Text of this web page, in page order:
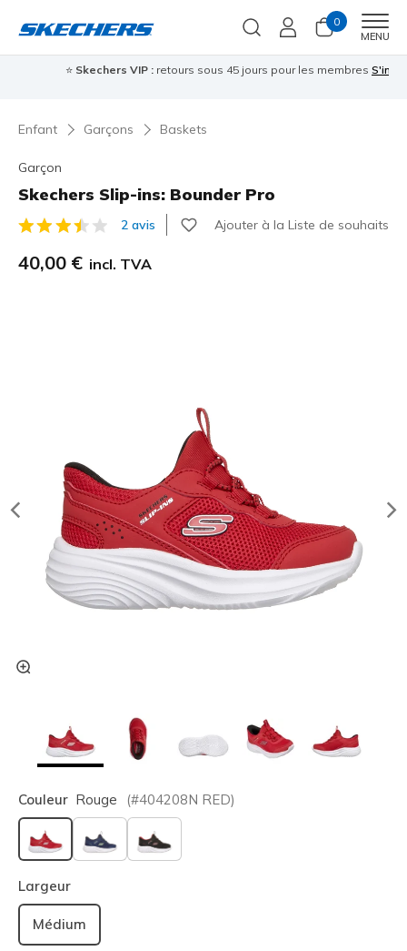
0
MENU
Skechers VIP :retours sous 45 jours pour les membresS'inscrire⭐
Enfant Garçons Baskets
Garçon
Skechers Slip-ins: Bounder Pro
Évaluation client 5 sur 5
2 avis Ajouter à la Liste de souhaits
40,00 € incl. TVA
Couleur Rouge (#404208N RED)
sélectionné
Largeur
Médium